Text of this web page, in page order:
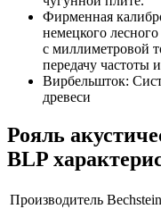
Фирменная
немецкого
с миллиметровой
передачу частоты
Вирбельшток:
древеси
Рояль
BLP
Производитель Bechstein